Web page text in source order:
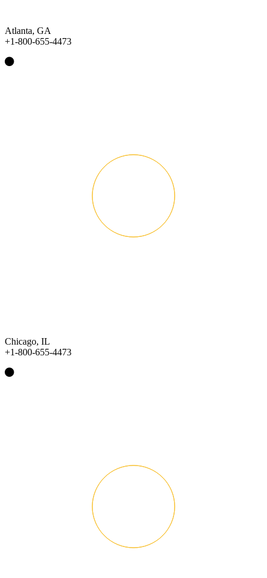
Atlanta, GA
+1-800-655-4473
Chicago, IL
+1-800-655-4473